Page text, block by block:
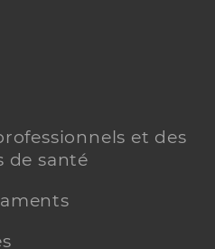
et des
de santé